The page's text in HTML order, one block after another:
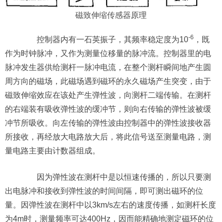
磁致伸缩传感器原理
控制器内有一石英振子，其频率稳定度为10-6 ，既
作为时钟脉冲，又作为测量位移量的脉冲流。控制器里的电
脉冲发生器供给测杆一脉冲电流，在整个测杆瞬间地产生圆
周方向的磁场，此磁场遇到磁环的永久磁场产生突变，由于
磁致伸缩效应在该处产生弹性波，向测杆二端传输。在测杆
的右端装有吸收弹性波的缓冲节，则向右传输的弹性波被缓
冲节所吸收。向左传输的弹性波由控制器中的弹性波接收器
所接收，再经放大电路放大后，将此信号送至测量电路，测
量电路主要由计数器组成。
因为弹性波在测杆中是以恒速传播的，所以只要测
出电脉冲和接收到弹性波的时间间隔，即可测出磁环的位
量。因弹性波在测杆中以3km/s左右的速度传播，如测杆长度
为4m时，测量频率可达400Hz，因而能精确地测定磁环的位